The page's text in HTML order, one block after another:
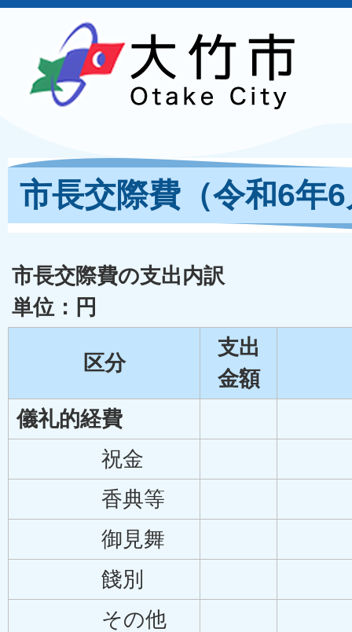
市長交際費（令和6年
市長交際費の支出内訳
単位：円
区分
支出
金額
儀礼的経費
祝金
香典等
御見舞
餞別
その他